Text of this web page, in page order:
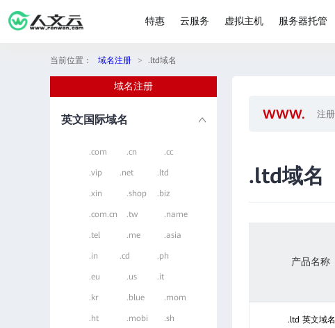
特惠 云服务 虚拟主机 服务器托管
当前位置： 域名注册 > .ltd域名
域名注册
英文国际域名
.com .cn .cc
.vip .net .ltd
.xin .shop .biz
.com.cn .tw .name
.tel .me .asia
.in .cd .ph
.eu .us .it
.kr .blue .mom
.ht .mobi .sh
.ltd域名
产品名称
.ltd 英文域名